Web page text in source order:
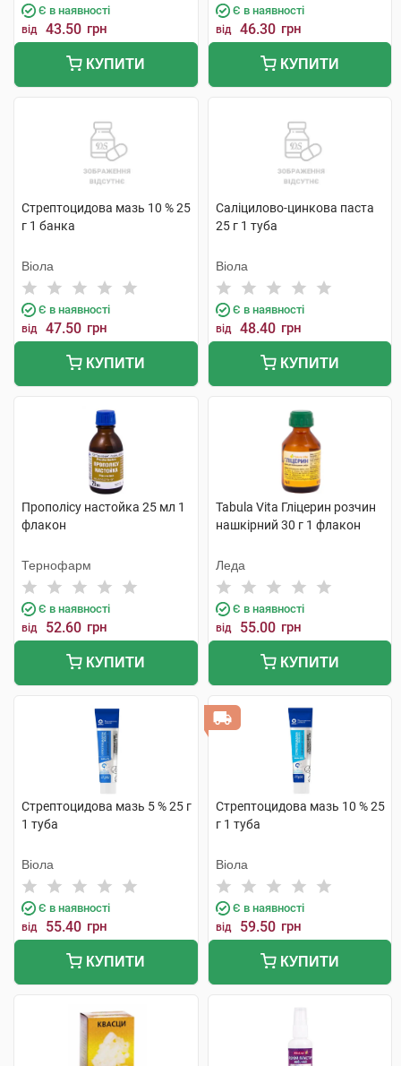
Є в наявності
від 43.50 грн
КУПИТИ
Є в наявності
від 46.30 грн
КУПИТИ
Стрептоцидова мазь 10 % 25
г 1 банка
Віола
Є в наявності
від 47.50 грн
КУПИТИ
Саліцилово-цинкова паста
25 г 1 туба
Віола
Є в наявності
від 48.40 грн
КУПИТИ
Прополісу настойка 25 мл 1
флакон
Тернофарм
Є в наявності
від 52.60 грн
КУПИТИ
Tabula Vita Гліцерин розчин
нашкірний 30 г 1 флакон
Леда
Є в наявності
від 55.00 грн
КУПИТИ
Стрептоцидова мазь 5 % 25 г
1 туба
Віола
Є в наявності
від 55.40 грн
КУПИТИ
Стрептоцидова мазь 10 % 25
г 1 туба
Віола
Є в наявності
від 59.50 грн
КУПИТИ